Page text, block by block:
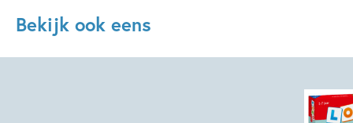
Bekijk ook eens